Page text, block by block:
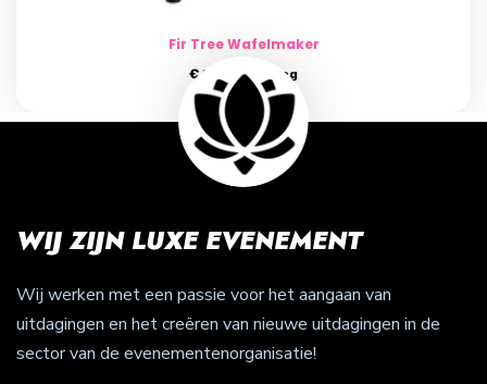
Fir Tree Wafelmaker
€ 45.00 per dag
WIJ ZIJN LUXE EVENEMENT
Wij werken met een passie voor het aangaan van
uitdagingen en het creëren van nieuwe uitdagingen in de
sector van de evenementenorganisatie!